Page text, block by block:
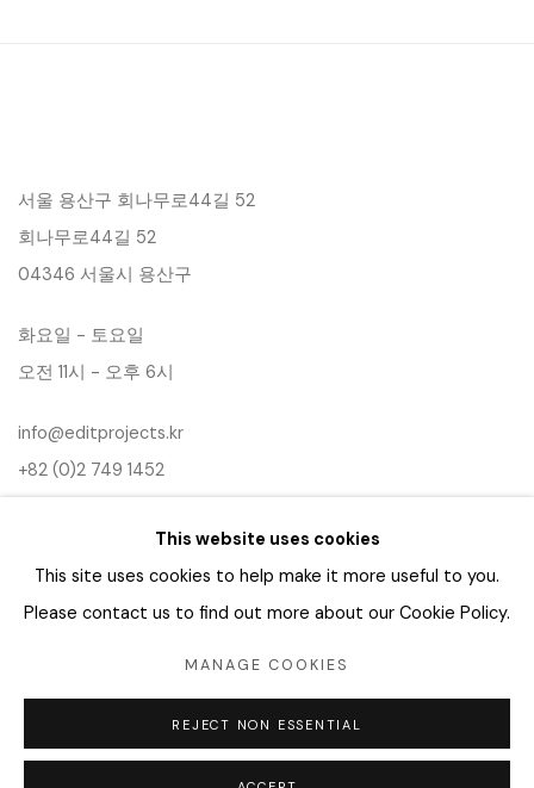
서울 용산구 회나무로44길 52
회나무로44길 52
04346 서울시 용산구
화요일 - 토요일
오전 11시 - 오후 6시
info@editprojects.kr
+82 (0)2 749 1452
COPYRIGHT © 2026 EDIT SITE BY ARTLOGIC
This website uses cookies
This site uses cookies to help make it more useful to you.
Please contact us to find out more about our Cookie Policy.
MANAGE COOKIES
REJECT NON ESSENTIAL